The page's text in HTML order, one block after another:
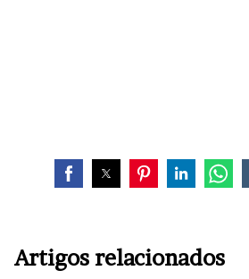
Artigos relacionados